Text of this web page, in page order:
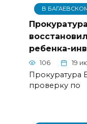
В
ребенка-
106 19
Прокуратура
проверку по